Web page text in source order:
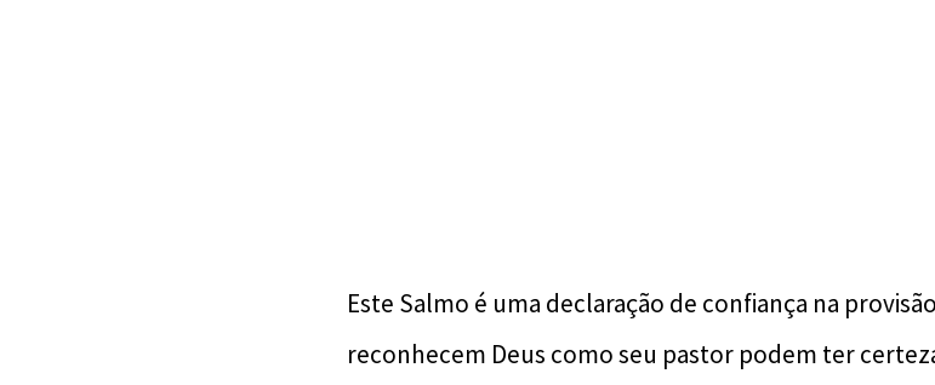
Este Salmo é uma declaração de confiança na
reconhecem Deus como seu pastor podem ter